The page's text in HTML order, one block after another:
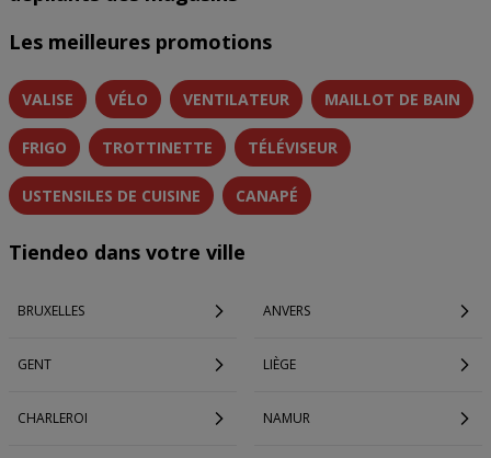
Les meilleures promotions
VALISE VÉLO VENTILATEUR MAILLOT DE BAIN
FRIGO TROTTINETTE TÉLÉVISEUR
USTENSILES DE CUISINE CANAPÉ
Tiendeo dans votre ville
BRUXELLES ANVERS
GENT LIÈGE
CHARLEROI NAMUR